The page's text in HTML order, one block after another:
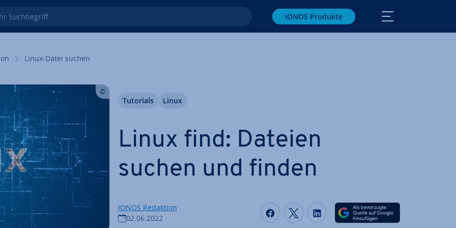
Such­be­griff IONOS Produkte
Linux-Datei suchen
Linux find: Dateien
suchen und finden
IONOS Redaktion
02.06.2022
Auf Facebook teilen
Auf Twitter teilen
Auf LinkedIn teilen
Tutorials Linux